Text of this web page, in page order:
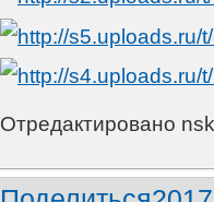
Отредактировано